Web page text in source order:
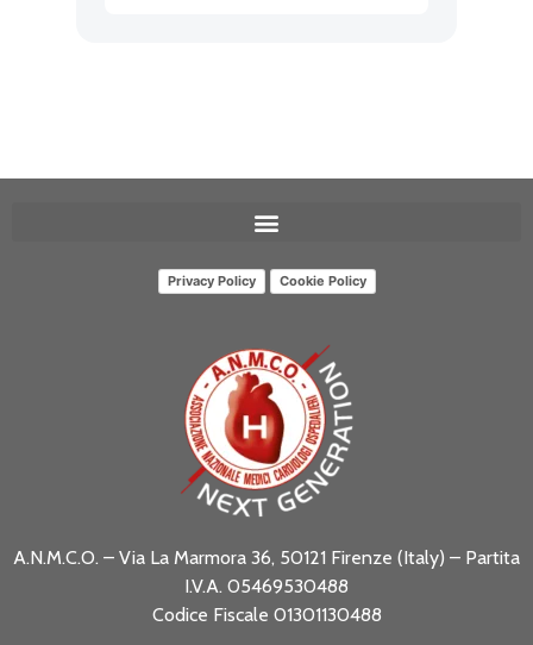
Privacy Policy Cookie Policy
A.N.M.C.O. – Via La Marmora 36, 50121 Firenze (Italy) – Partita
I.V.A. 05469530488
Codice Fiscale 01301130488